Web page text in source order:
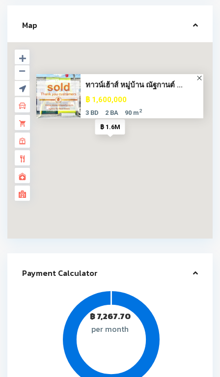
Map
฿ 1.6M
ทาวน์เฮ้าส์ หมู่บ้าน ณัฐกานต์ ...
฿ 1,600,000
3 BD 2 BA 90 m2
Payment Calculator
฿7,267.70
per month